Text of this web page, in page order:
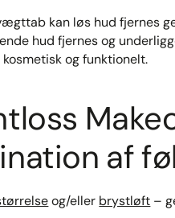
kan løs hud fjernes
hud fjernes og
og funktionelt.
af
og/eller brystløft –